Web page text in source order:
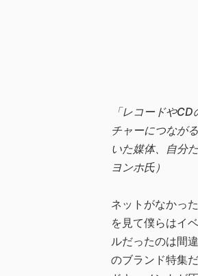
「レコードや
チャーにつなが
いた媒体、自分
ヨンホ氏）
ネットがなかっ
を見て僕らはイ
ルだったのは間
のブランド特集